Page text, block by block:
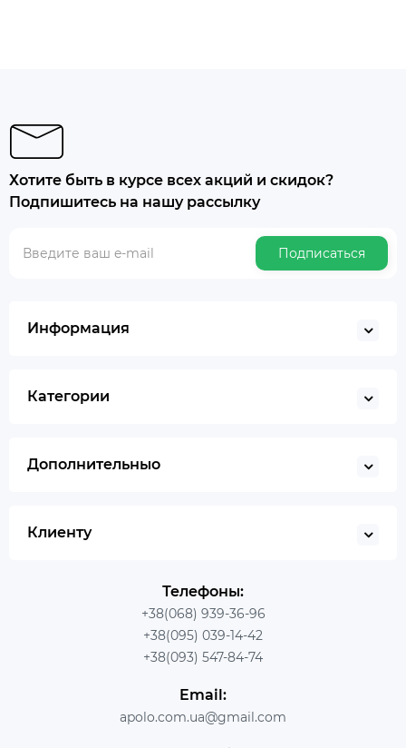
Хотите быть в курсе всех акций и скидок?
Подпишитесь на нашу рассылку
Подписаться
Информация
Категории
Дополнительныо
Клиенту
Телефоны:
+38(068) 939-36-96
+38(095) 039-14-42
+38(093) 547-84-74
Email:
apolo.com.ua@gmail.com